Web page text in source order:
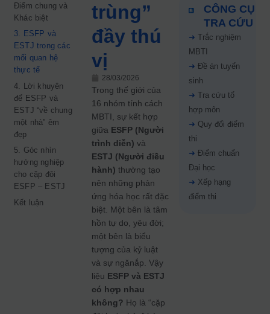
Điểm chung và
Khác biệt
3. ESFP và
ESTJ trong các
mối quan hệ
thực tế
4. Lời khuyên
để ESFP và
ESTJ “về chung
một nhà” êm
đẹp
5. Góc nhìn
hướng nghiệp
cho cặp đôi
ESFP – ESTJ
Kết luận
trùng”
đầy thú
vị
28/03/2026
Trong thế giới của
16 nhóm tính cách
MBTI, sự kết hợp
giữa ESFP (Người
trình diễn) và
ESTJ (Người điều
hành) thường tạo
nên những phản
ứng hóa học rất đặc
biệt. Một bên là tâm
hồn tự do, yêu đời;
một bên là biểu
tượng của kỷ luật
và sự ngănắp. Vậy
liệu ESFP và ESTJ
có hợp nhau
không? Họ là “cặp
67%
CÔNG CỤ
TRA CỨU
➜ Trắc nghiệm
MBTI
➜ Đề án tuyển
sinh
➜ Tra cứu tổ
hợp môn
➜ Quy đổi điểm
thi
➜ Điểm chuẩn
Đại học
➜ Xếp hạng
điểm thi